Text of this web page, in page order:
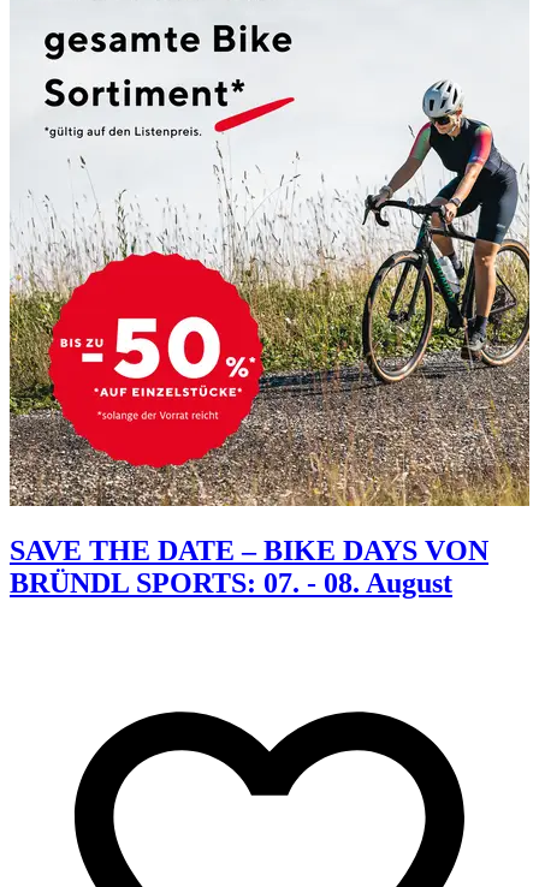
SAVE THE DATE – BIKE DAYS VON
BRÜNDL SPORTS: 07. - 08. August